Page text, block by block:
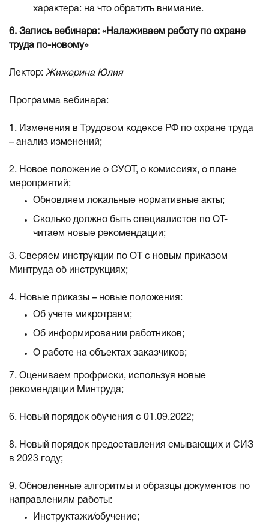
характера: на что обратить внимание.
6. Запись вебинара: «Налаживаем работу по охране
труда по-новому»
Лектор: Жижерина Юлия
Программа вебинара:
1. Изменения в Трудовом кодексе РФ по охране труда
– анализ изменений;
2. Новое положение о СУОТ, о комиссиях, о плане
мероприятий;
Обновляем локальные нормативные акты;
Сколько должно быть специалистов по ОТ-
читаем новые рекомендации;
3. Сверяем инструкции по ОТ с новым приказом
Минтруда об инструкциях;
4. Новые приказы – новые положения:
Об учете микротравм;
Об информировании работников;
О работе на объектах заказчиков;
7. Оцениваем профриски, используя новые
рекомендации Минтруда;
6. Новый порядок обучения с 01.09.2022;
8. Новый порядок предоставления смывающих и СИЗ
в 2023 году;
9. Обновленные алгоритмы и образцы документов по
направлениям работы:
Инструктажи/обучение;